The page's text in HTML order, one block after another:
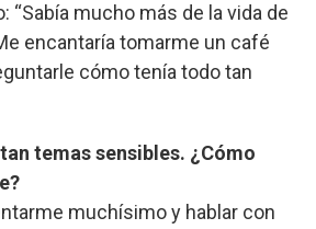
“Sabía mucho más de la vida de
encantaría tomarme un café
cómo tenía todo tan
temas sensibles. ¿Cómo
muchísimo y hablar con